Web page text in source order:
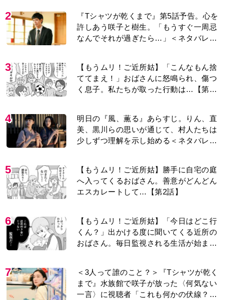
2
『Tシャツが乾くまで』第5話予告。心を
許しあう咲子と樹生。「もうすぐ一周忌
なんでそれが過ぎたら…」＜ネタバレあ
3
【もうムリ！ご近所姑】「こんなもん捨
ててまえ！」おばさんに怒鳴られ、傷つ
く息子。私たちが取った行動は…【第3
4
明日の『風、薫る』あらすじ。りん、直
美、黒川らの思いが通じて、村人たちは
少しずつ理解を示し始める＜ネタバレあ
5
【もうムリ！ご近所姑】勝手に自宅の庭
へ入ってくるおばさん。善意がどんどん
エスカレートして…【第2話】
6
【もうムリ！ご近所姑】「今日はどこ行
くん？」出かける度に聞いてくる近所の
おばさん。毎日監視される生活が始ま
7
＜3人って誰のこと？＞『Tシャツが乾く
まで』水族館で咲子が放った〈何気ない
一言〉に視聴者「これも何かの伏線？」